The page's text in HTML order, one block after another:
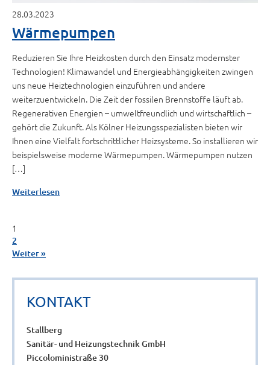
28.03.2023
Wärmepumpen
Reduzieren Sie Ihre Heizkosten durch den Einsatz modernster
Technologien! Klimawandel und Energieabhängigkeiten zwingen
uns neue Heiztechnologien einzuführen und andere
weiterzuentwickeln. Die Zeit der fossilen Brennstoffe läuft ab.
Regenerativen Energien – umweltfreundlich und wirtschaftlich –
gehört die Zukunft. Als Kölner Heizungsspezialisten bieten wir
Ihnen eine Vielfalt fortschrittlicher Heizsysteme. So installieren wir
beispielsweise moderne Wärmepumpen. Wärmepumpen nutzen
[…]
Weiterlesen
1
2
Weiter »
KONTAKT
Stallberg
Sanitär- und Heizungstechnik GmbH
Piccoloministraße 30